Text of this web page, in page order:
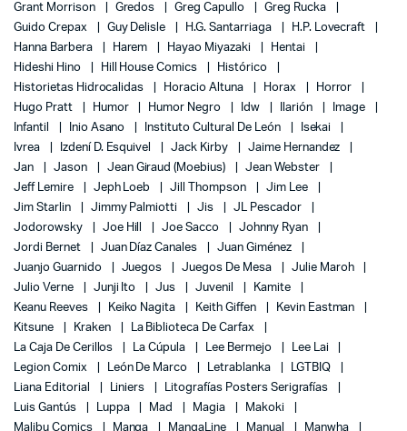
Grant Morrison
Gredos Greg Capullo
Greg Rucka
Guido Crepax
Guy Delisle H.G. Santarriaga
H.P. Lovecraft
Hanna Barbera
Harem Hayao Miyazaki
Hentai
Hideshi Hino
Hill House Comics
Histórico
Historietas Hidrocalidas
Horacio Altuna Horax
Horror
Hugo Pratt
Humor Humor Negro Idw Ilarión
Image
Infantil
Inio Asano Instituto Cultural De León
Isekai
Ivrea
Izdení D. Esquivel Jack Kirby
Jaime Hernandez
Jan
Jason Jean Giraud (Moebius)
Jean Webster
Jeff Lemire
Jeph Loeb Jill Thompson
Jim Lee
Jim Starlin
Jimmy Palmiotti Jis
JL Pescador
Jodorowsky
Joe Hill Joe Sacco
Johnny Ryan
Jordi Bernet
Juan Díaz Canales
Juan Giménez
Juanjo Guarnido
Juegos Juegos De Mesa
Julie Maroh
Julio Verne
Junji Ito Jus Juvenil
Kamite
Keanu Reeves
Keiko Nagita Keith Giffen
Kevin Eastman
Kitsune
Kraken
La Biblioteca De Carfax
La Caja De Cerillos
La Cúpula Lee Bermejo
Lee Lai
Legion Comix
León De Marco Letrablanka
LGTBIQ
Liana Editorial
Liniers
Litografías Posters Serigrafías
Luis Gantús
Luppa Mad Magia
Makoki
Malibu Comics
Manga MangaLine Manual
Manwha